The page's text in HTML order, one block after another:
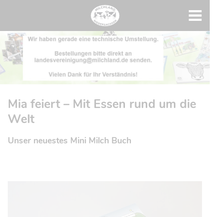
Mia feiert – Mit Essen rund um die
Welt
Unser neuestes Mini Milch Buch